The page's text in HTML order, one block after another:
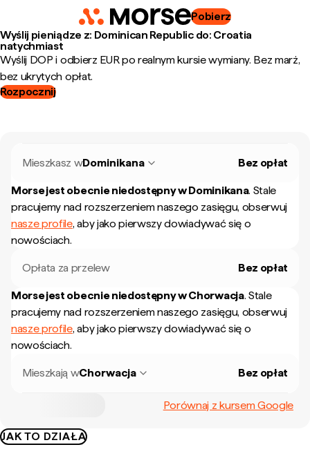
Pobierz
Wyślij pieniądze z: Dominican Republic do: Croatia
natychmiast
Wyślij DOP i odbierz EUR po realnym kursie wymiany. Bez marż,
bez ukrytych opłat.
Rozpocznij
Mieszkasz wDominikana Bez opłat
Morse jest obecnie niedostępny wDominikana. Stale
pracujemy nad rozszerzeniem naszego zasięgu, obserwuj
nasze profile, aby jako pierwszy dowiadywać się o
nowościach.
Opłata za przelew Bez opłat
Morse jest obecnie niedostępny wChorwacja. Stale
pracujemy nad rozszerzeniem naszego zasięgu, obserwuj
nasze profile, aby jako pierwszy dowiadywać się o
nowościach.
Mieszkają wChorwacja Bez opłat
Porównaj z kursem Google
JAK TO DZIAŁA